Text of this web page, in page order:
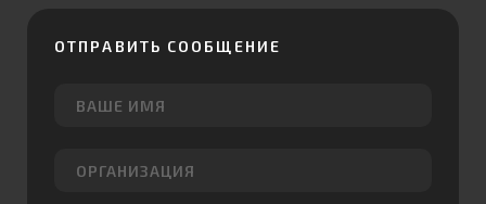
ОТПРАВИТЬ СООБЩЕНИЕ